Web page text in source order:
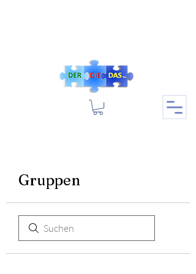
Gruppen